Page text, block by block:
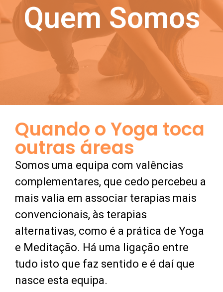
Quem Somos
Quando o Yoga toca
outras áreas
Somos uma equipa com valências
complementares, que cedo percebeu a
mais valia em associar terapias mais
convencionais, às terapias
alternativas, como é a prática de Yoga
e Meditação. Há uma ligação entre
tudo isto que faz sentido e é daí que
nasce esta equipa.